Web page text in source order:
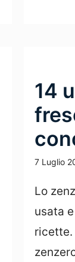
14
7 Luglio
Lo
usata